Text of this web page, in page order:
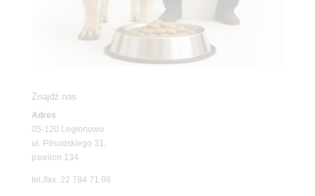
Znajdź nas
Adres
05-120 Legionowo
ul. Piłsudskiego 31,
pawilon 134
tel./fax. 22 784 71 96